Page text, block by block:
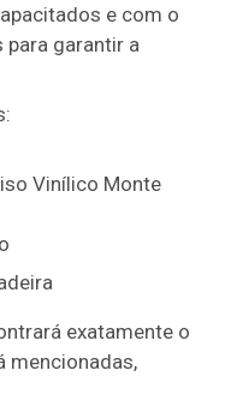
e com o
garantir a
exatamente o
mencionadas,